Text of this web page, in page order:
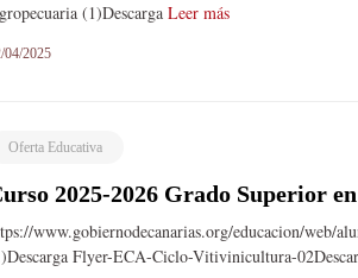
(1)Descarga Leer más
04/2025
Oferta Educativa
2025-2026 Grado Superior
www.gobiernodecanarias.org/educacion/web/
Flyer-ECA-Ciclo-Vitivinicultura-